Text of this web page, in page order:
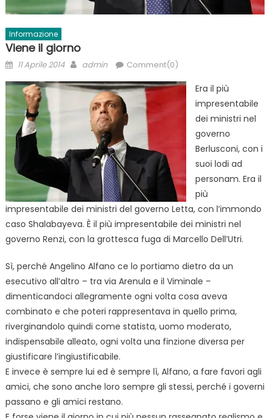
Informazione
Viene il giorno
Posted
11 Aprile 2014 Author
admin Comment(0)
Era il più
impresentabile
dei ministri nel
governo
Berlusconi, con i
suoi lodi ad
personam. Era il
più
impresentabile dei ministri del governo Letta, con l’immondo
caso Shalabayeva. È il più impresentabile dei ministri nel
governo Renzi, con la grottesca fuga di Marcello Dell’Utri.
Sì, perché Angelino Alfano ce lo portiamo dietro da un
esecutivo all’altro – tra via Arenula e il Viminale –
dimenticandoci allegramente ogni volta cosa aveva
combinato e che poteri rappresentava in quello prima,
riverginandolo quindi come statista, uomo moderato,
indispensabile alleato, ogni volta una finzione diversa per
giustificare l’ingiustificabile.
E invece è sempre lui ed è sempre lì, Alfano, a fare favori agli
amici, che sono anche loro sempre gli stessi, perché i governi
passano e gli amici restano.